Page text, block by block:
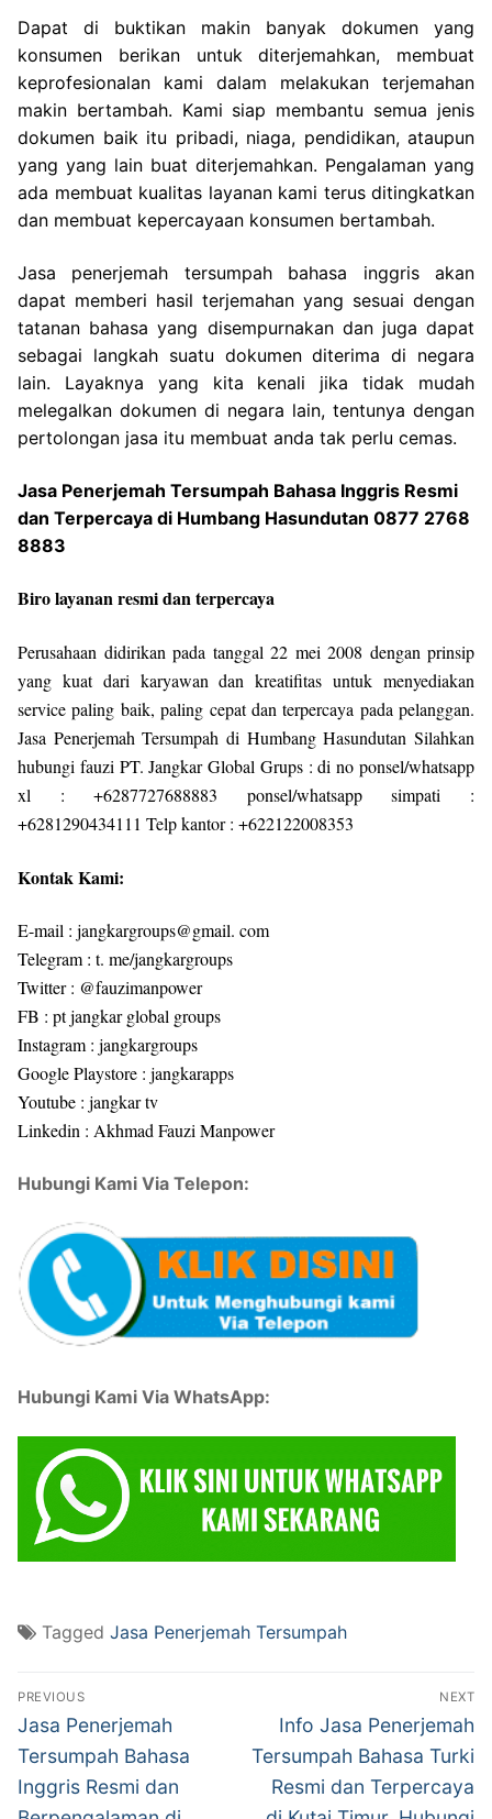
Dapat di buktikan makin banyak dokumen yang
konsumen berikan untuk diterjemahkan, membuat
keprofesionalan kami dalam melakukan terjemahan
makin bertambah. Kami siap membantu semua jenis
dokumen baik itu pribadi, niaga, pendidikan, ataupun
yang yang lain buat diterjemahkan. Pengalaman yang
ada membuat kualitas layanan kami terus ditingkatkan
dan membuat kepercayaan konsumen bertambah.
Jasa penerjemah tersumpah bahasa inggris akan
dapat memberi hasil terjemahan yang sesuai dengan
tatanan bahasa yang disempurnakan dan juga dapat
sebagai langkah suatu dokumen diterima di negara
lain. Layaknya yang kita kenali jika tidak mudah
melegalkan dokumen di negara lain, tentunya dengan
pertolongan jasa itu membuat anda tak perlu cemas.
Jasa Penerjemah Tersumpah Bahasa Inggris Resmi
dan Terpercaya di Humbang Hasundutan 0877 2768
8883
Biro layanan resmi dan terpercaya
Perusahaan didirikan pada tanggal 22 mei 2008 dengan prinsip
yang kuat dari karyawan dan kreatifitas untuk menyediakan
service paling baik, paling cepat dan terpercaya pada pelanggan.
Jasa Penerjemah Tersumpah di Humbang Hasundutan Silahkan
hubungi fauzi PT. Jangkar Global Grups : di no ponsel/whatsapp
xl : +6287727688883 ponsel/whatsapp simpati :
+6281290434111 Telp kantor : +622122008353
Kontak Kami:
E-mail : jangkargroups@gmail. com
Telegram : t. me/jangkargroups
Twitter : @fauzimanpower
FB : pt jangkar global groups
Instagram : jangkargroups
Google Playstore : jangkarapps
Youtube : jangkar tv
Linkedin : Akhmad Fauzi Manpower
Hubungi Kami Via Telepon:
Hubungi Kami Via WhatsApp:
Tagged Jasa Penerjemah Tersumpah
Post
navigation
PREVIOUS
Previous
post:
Jasa Penerjemah
Tersumpah Bahasa
Inggris Resmi dan
NEXT
Next
post:
Info Jasa Penerjemah
Tersumpah Bahasa Turki
Resmi dan Terpercaya